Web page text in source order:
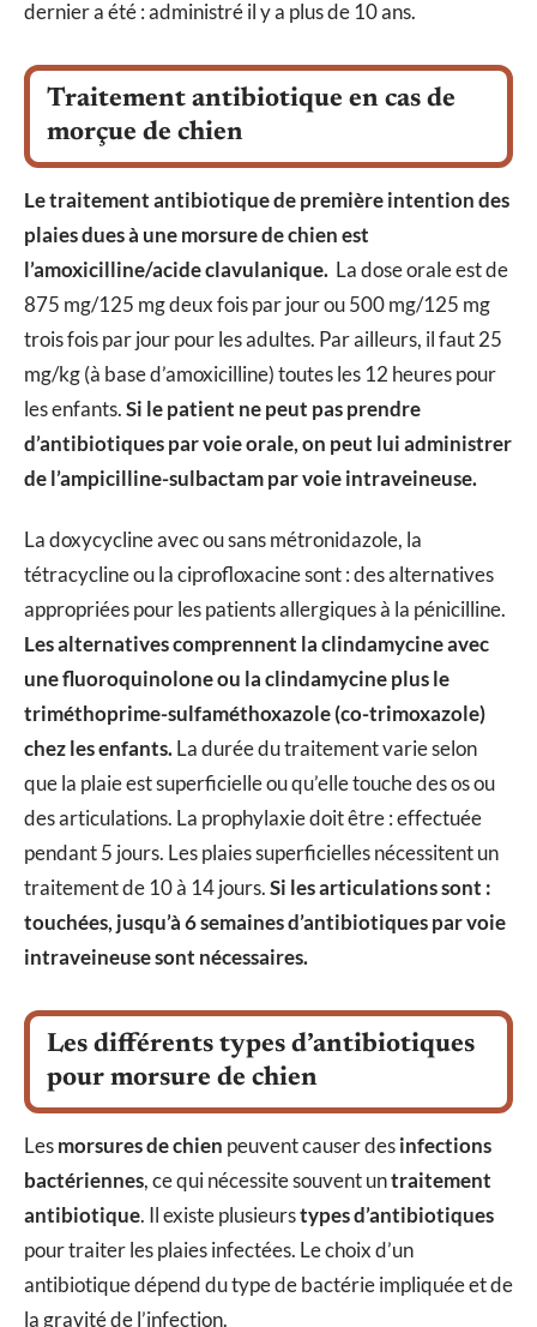
dernier a été : administré il y a plus de 10 ans.
Traitement antibiotique en cas de
morçue de chien
Le traitement antibiotique de première intention des
plaies dues à une morsure de chien est
l’amoxicilline/acide clavulanique. La dose orale est de
875 mg/125 mg deux fois par jour ou 500 mg/125 mg
trois fois par jour pour les adultes. Par ailleurs, il faut 25
mg/kg (à base d’amoxicilline) toutes les 12 heures pour
les enfants.Si le patient ne peut pas prendre
d’antibiotiques par voie orale, on peut lui administrer
de l’ampicilline-sulbactam par voie intraveineuse.
La doxycycline avec ou sans métronidazole, la
tétracycline ou la ciprofloxacine sont : des alternatives
appropriées pour les patients allergiques à la pénicilline.
Les alternatives comprennent la clindamycine avec
une fluoroquinolone ou la clindamycine plus le
triméthoprime-sulfaméthoxazole (co-trimoxazole)
chez les enfants.La durée du traitement varie selon
que la plaie est superficielle ou qu’elle touche des os ou
des articulations. La prophylaxie doit être : effectuée
pendant 5 jours. Les plaies superficielles nécessitent un
traitement de 10 à 14 jours.Si les articulations sont :
touchées, jusqu’à 6 semaines d’antibiotiques par voie
intraveineuse sont nécessaires.
Les différents types d’antibiotiques
pour morsure de chien
Lesmorsures de chien peuvent causer desinfections
bactériennes, ce qui nécessite souvent untraitement
antibiotique. Il existe plusieurstypes d’antibiotiques
pour traiter les plaies infectées. Le choix d’un
antibiotique dépend du type de bactérie impliquée et de
la gravité de l’infection.